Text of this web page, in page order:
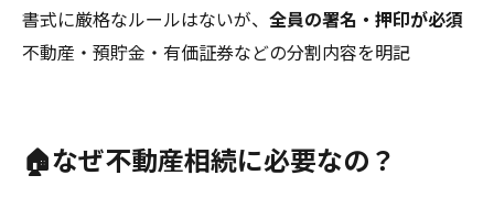
書式に厳格なルールはないが、 全員の署名・押印が必須
不動産・預貯金・有価証券などの分割内容を明記
🏠なぜ不動産相続に必要なの？